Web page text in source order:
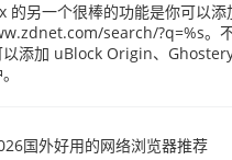
的另一个很棒的功能是你可以
search/?q=%s。
添加 uBlock Origin、
国外好用的网络浏览器推荐